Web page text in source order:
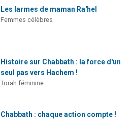
Les larmes de maman Ra'hel
Femmes célèbres
Histoire sur Chabbath : la force d'un
seul pas vers Hachem !
Torah féminine
Chabbath : chaque action compte !